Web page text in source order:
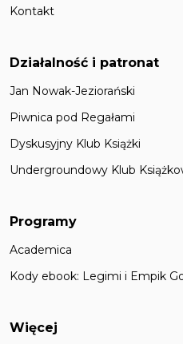
Kontakt
Działalność i patronat
Jan Nowak-Jeziorański
Piwnica pod Regałami
Dyskusyjny Klub Książki
Undergroundowy Klub
Programy
Academica
Kody ebook: Legimi i Empik
Więcej